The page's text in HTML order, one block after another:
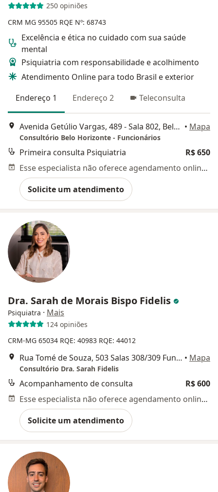
250 opiniões
CRM MG 95505 RQE Nº: 68743
Excelência e ética no cuidado com sua saúde
mental
Psiquiatria com responsabilidade e acolhimento
Atendimento Online para todo Brasil e exterior
Endereço 1
Endereço 2 Teleconsulta
Avenida Getúlio Vargas, 489 - Sala 802, Belo Horizonte • Mapa
Consultório Belo Horizonte - Funcionários
Primeira consulta Psiquiatria
R$ 650
Esse especialista não oferece agendamento online para esse endereço.
Solicite um atendimento
Dra. Sarah de Morais Bispo Fidelis
Psiquiatra · Mais
124 opiniões
CRM-MG 65034 RQE: 40983 RQE: 44012
Rua Tomé de Souza, 503 Salas 308/309 Funcionários. Entrada 2: Rua Professor Moraes, 562 Ed Modesto Starling, Belo Horizonte • Mapa
Consultório Dra. Sarah Fidelis
Acompanhamento de consulta
R$ 600
Esse especialista não oferece agendamento online para esse endereço.
Solicite um atendimento